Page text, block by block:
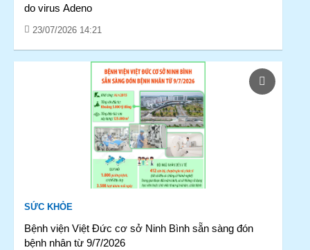
do virus Adeno
23/07/2026 14:21
SỨC KHỎE
Bệnh viện Việt Đức cơ sở Ninh Bình sẵn sàng đón
bệnh nhân từ 9/7/2026